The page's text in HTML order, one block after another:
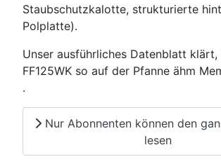
Staubschutzkalotte, strukturierte
Polplatte).
Unser ausführliches Datenblatt klärt,
FF125WK so auf der Pfanne ähm
.
Nur Abonnenten können den
lesen